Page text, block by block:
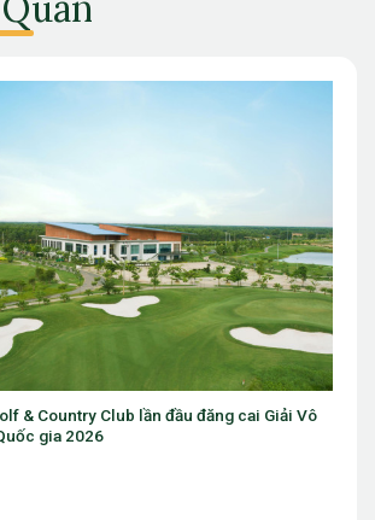
Club lần đầu đăng cai Giải Vô
2026
Sân golf